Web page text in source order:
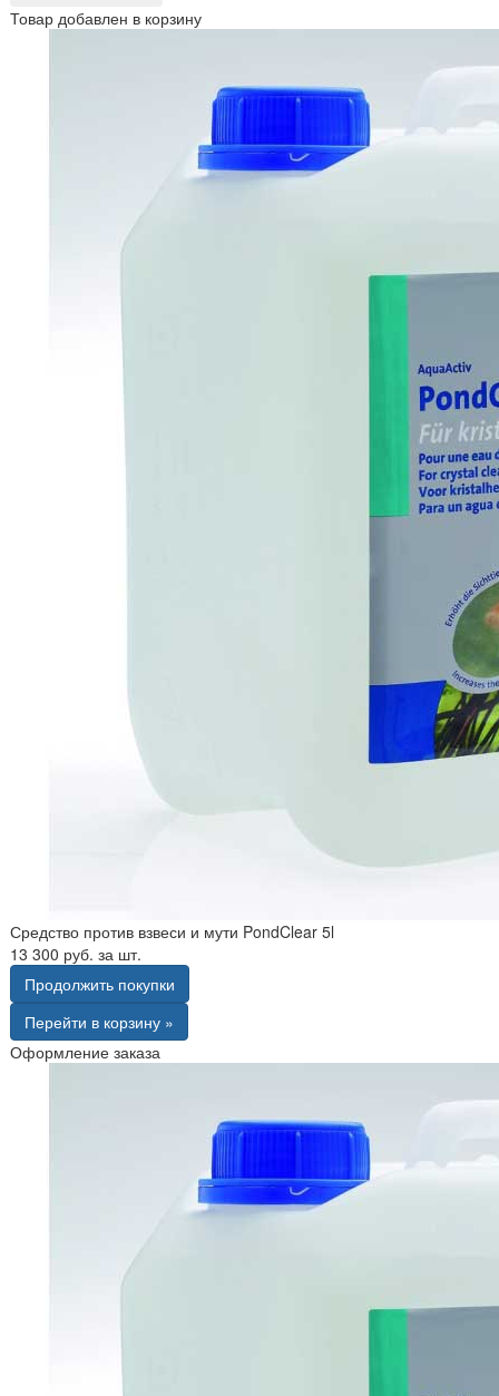
Товар добавлен в корзину
Средство против взвеси и мути PondClear 5l
13 300 руб. за шт.
Продолжить покупки
Перейти в корзину »
Оформление заказа